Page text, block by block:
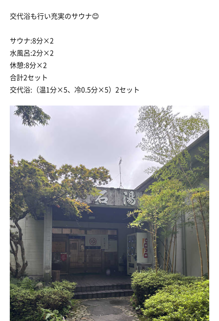
交代浴も行い充実のサウナ😊
サウナ:8分×2
水風呂:2分×2
休憩:8分×2
合計2セット
交代浴:（温1分×5、冷0.5分×5）2セット